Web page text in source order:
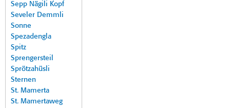
Sepp Nägili Kopf
Seveler Demmli
Sonne
Spezadengla
Spitz
Sprengersteil
Sprötzahüsli
Sternen
St. Mamerta
St. Mamertaweg